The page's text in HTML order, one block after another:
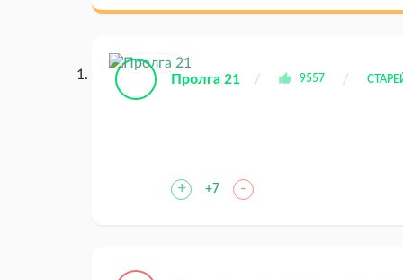
Пролга 21 9557
+ +7 -